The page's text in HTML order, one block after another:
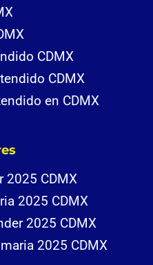
CDMX
CDMX
en CDMX
2025 CDMX
2025 CDMX
2025 CDMX
2025 CDMX